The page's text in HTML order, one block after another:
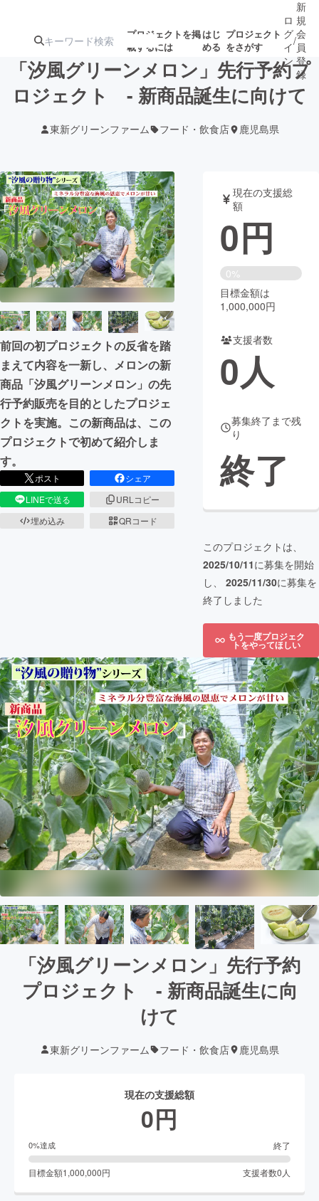
プロジェクトを掲
載するには
はじ
める
プロジェクト
をさがす
注目のリ
ターン
ジェクト
募集終了が近いプ
ロジェクト
もうすぐ公開
されます
アート・写真 音楽
テクノロジー・ガジェット ゲーム・サ
映像・映画 書籍・雑誌
ビジネス・起業 チャレンジ
まちづくり・地域活性化
CAMPFIRE for Social Good
CAMPFIRE Creation
CAMPFIREふるさと納税machi-ya
ロ
グ
イ
ン
/
新
規
会
員
登
録
「汐風グリーンメロン」先行予約プ
ロジェクト - 新商品誕生に向けて
東新グリーンファーム フード・飲食店 鹿児島県
前回の初プロジェクトの反省を踏
まえて内容を一新し、メロンの新
商品「汐風グリーンメロン」の先
行予約販売を目的としたプロジェ
クトを実施。この新商品は、この
プロジェクトで初めて紹介しま
す。
ポスト
シェア
LINEで送る
URLコピー
埋め込み
QRコード
現在の支援総
額
0円
0%
目標金額は
1,000,000円
支援者数
0人
募集終了まで残
り
終了
このプロジェクトは、
2025/10/11に募集を開始
し、 2025/11/30に募集を
終了しました
もう一度プロジェク
トをやってほしい
「汐風グリーンメロン」先行予約
プロジェクト - 新商品誕生に向
けて
東新グリーンファーム フード・飲食店 鹿児島県
現在の支援総額
0円
0%達成 終了
目標金額1,000,000円 支援者数0 人